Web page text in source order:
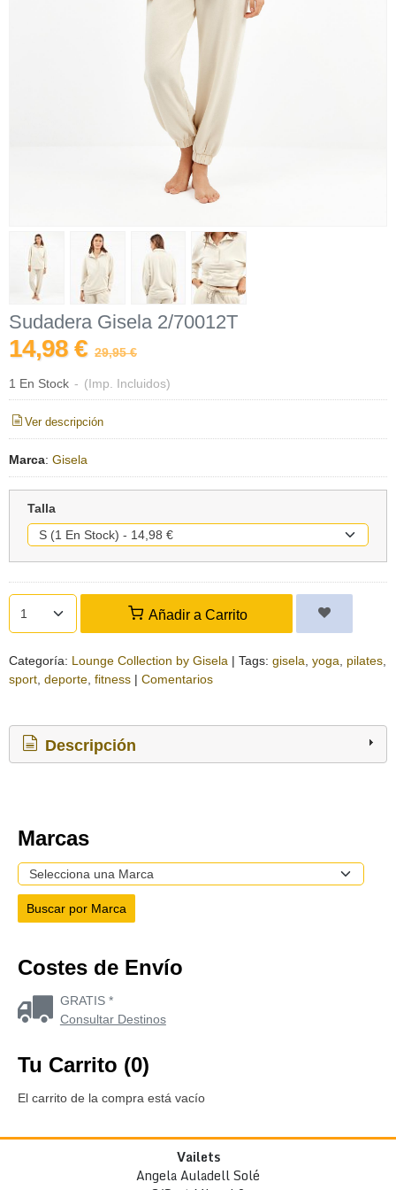
Sudadera Gisela 2/70012T
14,98 € 29,95 €
1 En Stock - (Imp. Incluidos)
Ver descripción
Marca: Gisela
Talla
Añadir a Carrito
Categoría: Lounge Collection by Gisela | Tags: gisela yoga pilates
sport deporte fitness | Comentarios
Descripción
Marcas
Costes de Envío
GRATIS *
Consultar Destinos
Tu Carrito (0)
El carrito de la compra está vacío
Vailets
Angela Auladell Solé